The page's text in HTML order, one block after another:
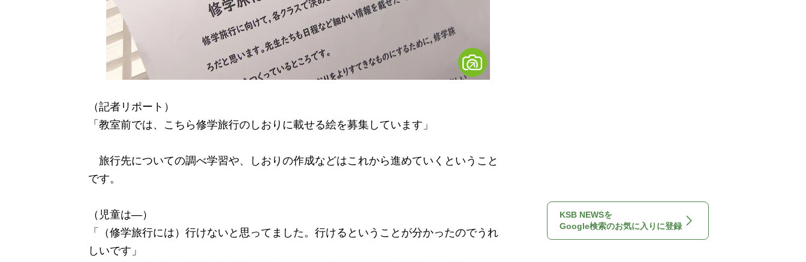
（記者リポート）
「教室前では、こちら修学旅行のしおりに載せる絵を募集しています」
旅行先についての調べ学習や、しおりの作成などはこれから進めていくということ
です。
（児童は―）
「（修学旅行には）行けないと思ってました。行けるということが分かったのでうれ
しいです」
KSB NEWSを
Google検索のお気に入りに登録